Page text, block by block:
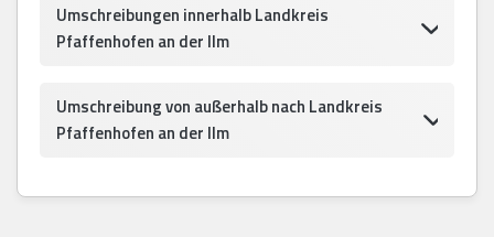
Umschreibungen innerhalb Landkreis
Pfaffenhofen an der Ilm
Umschreibung von außerhalb nach Landkreis
Pfaffenhofen an der Ilm